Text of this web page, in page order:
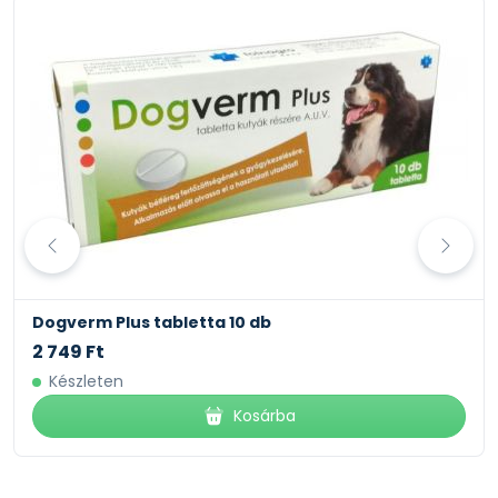
Dogverm Plus tabletta 10 db
2 749 Ft
Készleten
Kosárba